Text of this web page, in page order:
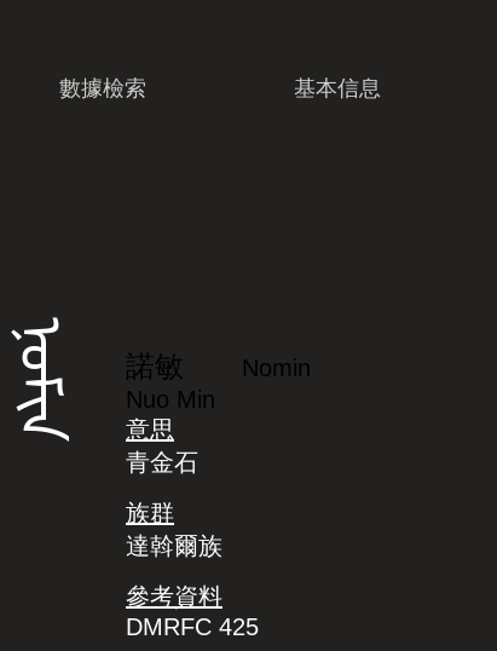
數據檢索 基本信息
ᠨᠣᠮᡳᠨ 諾敏
Nomin
Nuo Min
意思
青金石
族群
達斡爾族
參考資料
DMRFC 425